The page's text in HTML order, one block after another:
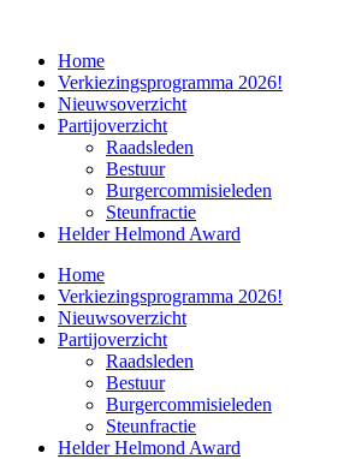
Home
Verkiezingsprogramma 2026!
Nieuwsoverzicht
Partijoverzicht
Raadsleden
Bestuur
Burgercommisieleden
Steunfractie
Helder Helmond Award
Home
Verkiezingsprogramma 2026!
Nieuwsoverzicht
Partijoverzicht
Raadsleden
Bestuur
Burgercommisieleden
Steunfractie
Helder Helmond Award